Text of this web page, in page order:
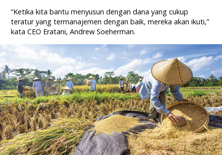
“Ketika kita bantu menyusun dengan dana yang cukup
teratur yang termanajemen dengan baik, mereka akan ikuti,”
kata CEO Eratani, Andrew Soeherman.